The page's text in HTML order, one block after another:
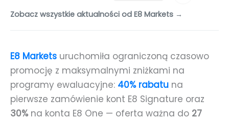
Zobacz wszystkie aktualności od E8 Markets →
E8 Markets uruchomiła ograniczoną czasowo
promocję z maksymalnymi zniżkami na
programy ewaluacyjne: 40% rabatu na
pierwsze zamówienie kont E8 Signature oraz
30%na konta E8 One — oferta ważna do 27